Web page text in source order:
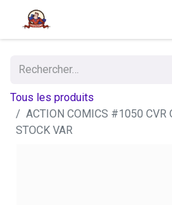
Tous les produits
ACTION COMICS #1050 CVR
STOCK VAR